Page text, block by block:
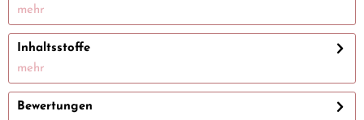
mehr
Inhaltsstoffe
mehr
Bewertungen